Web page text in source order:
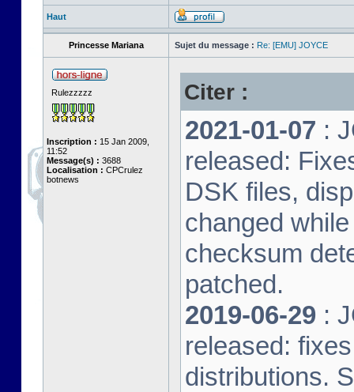
Haut
Princesse Mariana Sujet du message : Re: [EMU] JOYCE
Rulezzzzz
Inscription : 15 Jan 2009,
11:52
Message(s) : 3688
Localisation : CPCrulez
botnews
Citer :
2021-01-07 :
released:
DSK files,
changed
checksum
patched.
2019-06-29 :
released:
distributions.